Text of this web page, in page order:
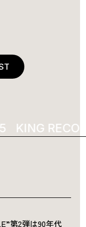
KING
第2弾は90年代